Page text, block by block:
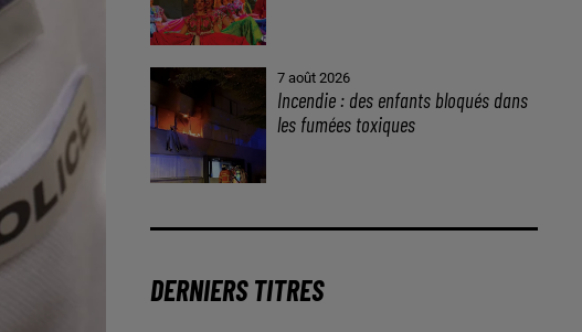
7 août 2026
Incendie : des enfants bloqués dans
les fumées toxiques
DERNIERS TITRES